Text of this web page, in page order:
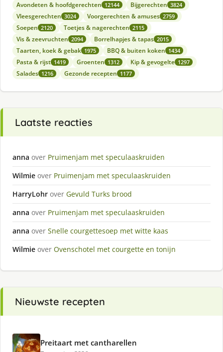
Avondeten & hoofdgerechten 12144 Bijgerechten 3824
Vleesgerechten 3024 Voorgerechten & amuses 2759
Soepen 2120 Toetjes & nagerechten 2115
Vis & zeevruchten 2094 Borrelhapjes & tapas 2015
Taarten, koek & gebak 1975 BBQ & buiten koken 1434
Pasta & rijst 1419 Groenten 1312 Kip & gevogelte 1297
Salades 1216 Gezonde recepten 1177
Laatste reacties
anna over Pruimenjam met speculaaskruiden
Wilmie over Pruimenjam met speculaaskruiden
HarryLohr over Gevuld Turks brood
anna over Pruimenjam met speculaaskruiden
anna over Snelle courgettesoep met witte kaas
Wilmie over Ovenschotel met courgette en tonijn
Nieuwste recepten
Preitaart met cantharellen